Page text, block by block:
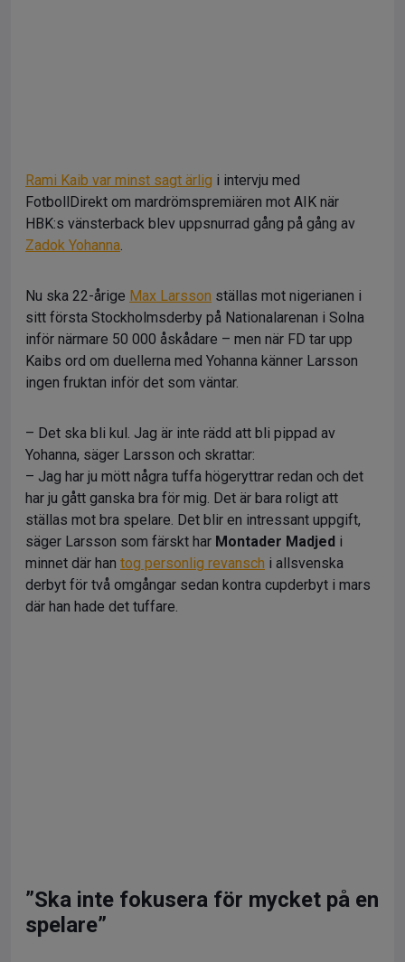
Rami Kaib var minst sagt ärlig i intervju med
FotbollDirekt om mardrömspremiären mot AIK när
HBK:s vänsterback blev uppsnurrad gång på gång av
Zadok Yohanna.
Nu ska 22-årige Max Larsson ställas mot nigerianen i
sitt första Stockholmsderby på Nationalarenan i Solna
inför närmare 50 000 åskådare – men när FD tar upp
Kaibs ord om duellerna med Yohanna känner Larsson
ingen fruktan inför det som väntar.
– Det ska bli kul. Jag är inte rädd att bli pippad av
Yohanna, säger Larsson och skrattar:
– Jag har ju mött några tuffa högeryttrar redan och det
har ju gått ganska bra för mig. Det är bara roligt att
ställas mot bra spelare. Det blir en intressant uppgift,
säger Larsson som färskt har Montader Madjed i
minnet där han tog personlig revansch i allsvenska
derbyt för två omgångar sedan kontra cupderbyt i mars
där han hade det tuffare.
”Ska inte fokusera för mycket på en
spelare”